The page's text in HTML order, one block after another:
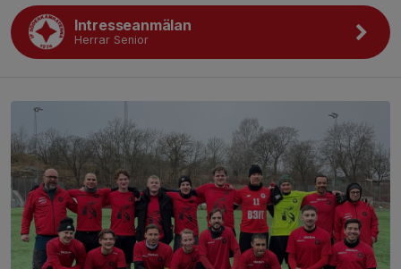
Intresseanmälan
Herrar Senior